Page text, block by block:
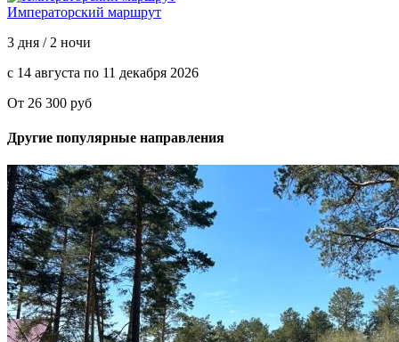
Императорский маршрут
3 дня / 2 ночи
с 14 августа по 11 декабря 2026
От 26 300 руб
Другие популярные направления